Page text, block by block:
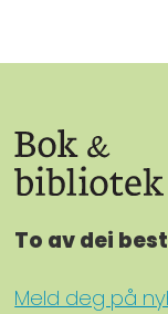
To av dei
Meld deg på